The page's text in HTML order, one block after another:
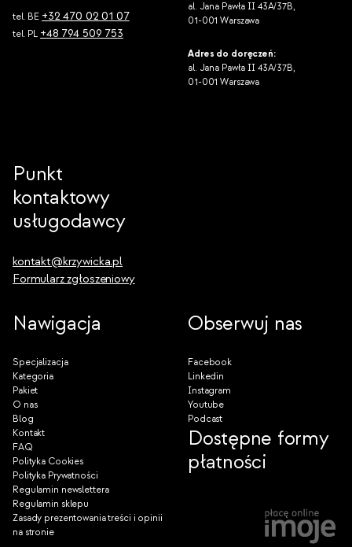
tel. BE +32 470 02 01 07
tel. PL +48 794 509 753
Punkt
kontaktowy
usługodawcy
kontakt@krzywicka.pl
Formularz zgłoszeniowy
al. Jana Pawła II 43A/37B,
01-001 Warszawa
Adres do doręczeń:
al. Jana Pawła II 43A/37B,
01-001 Warszawa
Nawigacja
Specjalizacja
Kategoria
Pakiet
O nas
Blog
Kontakt
FAQ
Polityka Cookies
Polityka Prywatności
Regulamin newslettera
Regulamin sklepu
Zasady prezentowania treści i opinii
na stronie
Obserwuj nas
Facebook
Linkedin
Instagram
Youtube
Podcast
Dostępne formy
płatności